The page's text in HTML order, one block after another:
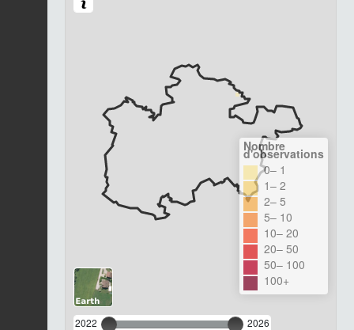
2022 2026
Nombre
d'observations
0– 1
1– 2
2– 5
5– 10
10– 20
20– 50
50– 100
100+